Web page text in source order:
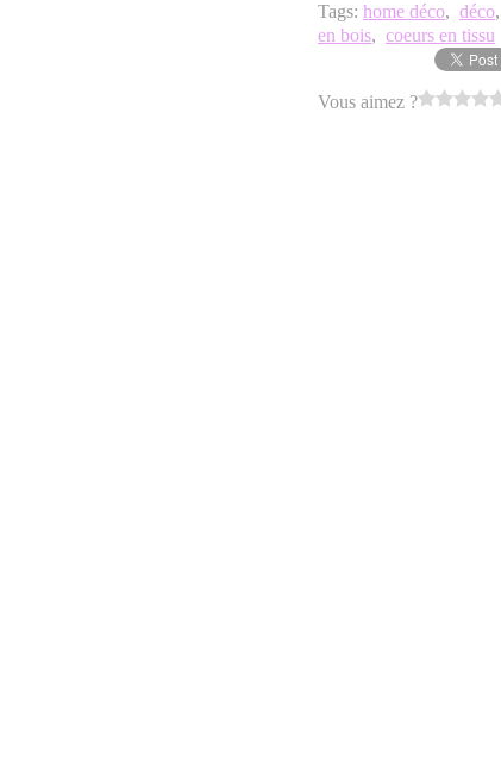
Tags: home déco, déco,
en bois, coeurs en tissu
Vous aimez ?